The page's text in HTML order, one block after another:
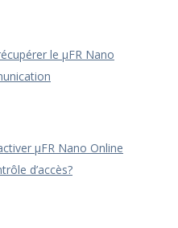
le μFR Nano
μFR Nano Online
d’accès?